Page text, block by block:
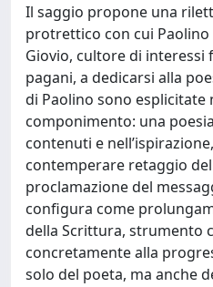
Il saggio propone una
protrettico con cui
Giovio, cultore di interessi
pagani, a dedicarsi alla
di Paolino sono esplicitate
componimento: una
contenuti e
contemperare retaggio
proclamazione del
configura come
della Scrittura, strumento
concretamente alla
solo del poeta, ma anche